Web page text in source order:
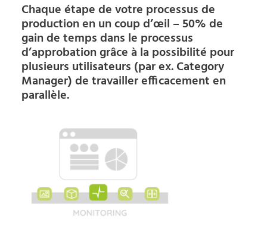
Chaque étape de votre processus de
production en un coup d’œil – 50% de
gain de temps dans le processus
d’approbation grâce à la possibilité pour
plusieurs utilisateurs (par ex. Category
Manager) de travailler efficacement en
parallèle.